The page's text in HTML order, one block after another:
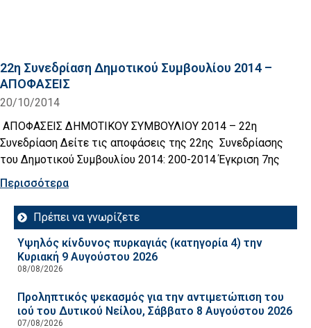
22η Συνεδρίαση Δημοτικού Συμβουλίου 2014 –
ΑΠΟΦΑΣΕΙΣ
20/10/2014
ΑΠΟΦΑΣΕΙΣ ΔΗΜΟΤΙΚΟΥ ΣΥΜΒΟΥΛΙΟΥ 2014 – 22η
Συνεδρίαση Δείτε τις αποφάσεις της 22ης Συνεδρίασης
του Δημοτικού Συμβουλίου 2014: 200-2014 Έγκριση 7ης
Περισσότερα
Πρέπει να γνωρίζετε
Υψηλός κίνδυνος πυρκαγιάς (κατηγορία 4) την
Κυριακή 9 Αυγούστου 2026
08/08/2026
Προληπτικός ψεκασμός για την αντιμετώπιση του
ιού του Δυτικού Νείλου, Σάββατο 8 Αυγούστου 2026
07/08/2026